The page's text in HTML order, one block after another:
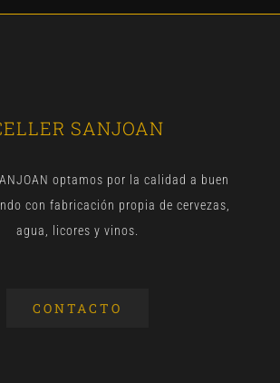
SANJOAN
optamos por la calidad a buen
con fabricación propia de cervezas,
agua, licores y vinos.
CONTACTO